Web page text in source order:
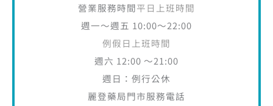
營業服務時間平日上班時間
週一～週五 10:00～22:00
例假日上班時間
週六 12:00 ～21:00
週日：例行公休
麗登藥局門市服務電話